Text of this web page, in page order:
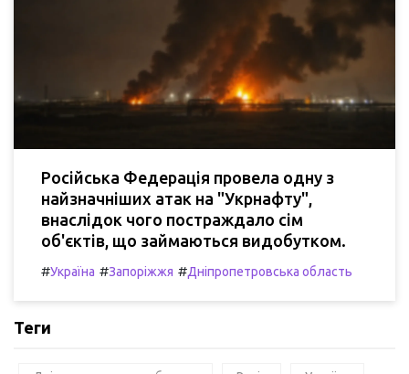
Російська Федерація провела одну з
найзначніших атак на "Укрнафту",
внаслідок чого постраждало сім
об'єктів, що займаються видобутком.
#Україна #Запоріжжя #Дніпропетровська область
Теги